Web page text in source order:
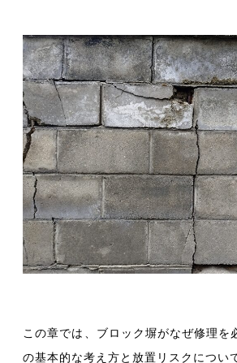
この章では、ブロック塀がなぜ修理を
の基本的な考え方と放置リスクについ